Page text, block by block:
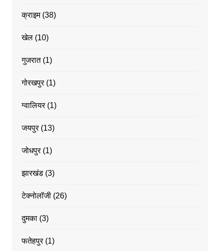
क्राइम(38)
खेल(10)
गुजरात(1)
गोरखपुर(1)
ग्वालियर(1)
जयपुर(13)
जोधपुर(1)
झारखंड(3)
टेक्नोलॉजी(26)
दुमका(3)
फतेहपुर(1)